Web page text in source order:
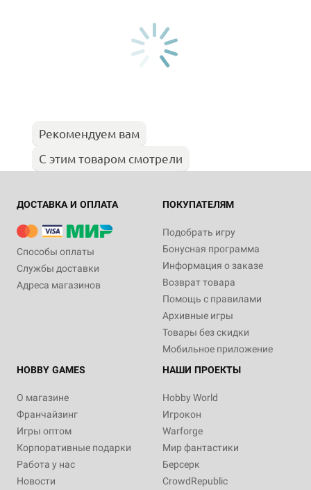
Рекомендуем вам
С этим товаром смотрели
ДОСТАВКА И ОПЛАТА
Способы оплаты
Службы доставки
Адреса магазинов
ПОКУПАТЕЛЯМ
Подобрать игру
Бонусная программа
Информация о заказе
Возврат товара
Помощь с правилами
Архивные игры
Товары без скидки
Мобильное приложение
HOBBY GAMES
О магазине
Франчайзинг
Игры оптом
Корпоративные подарки
Работа у нас
Новости
НАШИ ПРОЕКТЫ
Hobby World
Игрокон
Warforge
Мир фантастики
Берсерк
CrowdRepublic